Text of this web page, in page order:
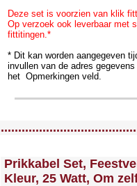
Deze set is voorzien van klik
Op verzoek ook leverbaar met
fittitingen.*
* Dit kan worden aangegeven
invullen van de adres gegevens
het Opmerkingen veld.
<!-- MakeFullWidth0 --><!-- MakeFullWidth1 --><!-- MakeFullWidth2 --><!-- MakeFullWidth3 --><!-- MakeFullWidth4 --><!-- MakeFullWidth5 --><!-- MakeFullWidth6 --><!-- MakeFullWidth7 --><!-- MakeFullWidth8 --><!-- MakeFullWidth9 --><!-- MakeFullWidth10 --><!-- MakeFullWidth11 --><!-- MakeFullWidth12 --><!-- MakeFullWidth13 --><!-- MakeFullWidth14 --><!-- MakeFullWidth15
Prikkabel Set,
Kleur, 25 Watt, Om